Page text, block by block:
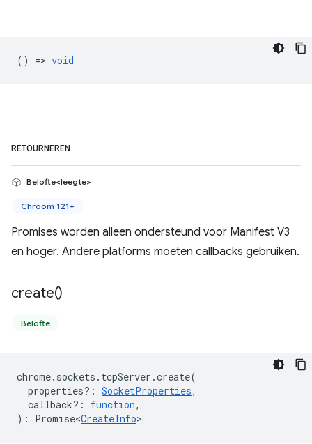
() => void
RETOURNEREN
Belofte<leegte>
Chroom 121+
Promises worden alleen ondersteund voor Manifest V3
en hoger. Andere platforms moeten callbacks gebruiken.
create()
Belofte
chrome. sockets . tcpServer .create(
properties? : SocketProperties,
callback? : function,
) : Promise<CreateInfo>